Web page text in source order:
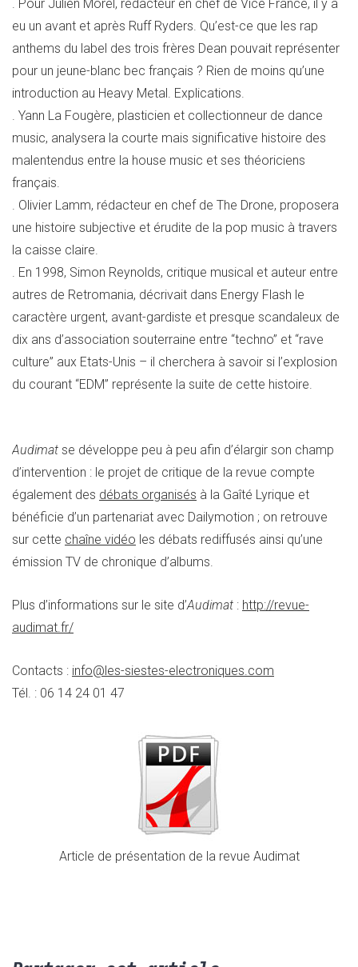
. Pour Julien Morel, rédacteur en chef de Vice France, il y a
eu un avant et après Ruff Ryders. Qu’est-ce que les rap
anthems du label des trois frères Dean pouvait représenter
pour un jeune-blanc bec français ? Rien de moins qu’une
introduction au Heavy Metal. Explications.
. Yann La Fougère, plasticien et collectionneur de dance
music, analysera la courte mais significative histoire des
malentendus entre la house music et ses théoriciens
français.
. Olivier Lamm, rédacteur en chef de The Drone, proposera
une histoire subjective et érudite de la pop music à travers
la caisse claire.
. En 1998, Simon Reynolds, critique musical et auteur entre
autres de Retromania, décrivait dans Energy Flash le
caractère urgent, avant-gardiste et presque scandaleux de
dix ans d’association souterraine entre “techno” et “rave
culture” aux Etats-Unis – il cherchera à savoir si l’explosion
du courant “EDM” représente la suite de cette histoire.
Audimat se développe peu à peu afin d’élargir son champ
d’intervention : le projet de critique de la revue compte
également des débats organisés à la Gaîté Lyrique et
bénéficie d’un partenariat avec Dailymotion ; on retrouve
sur cette chaîne vidéo les débats rediffusés ainsi qu’une
émission TV de chronique d’albums.
Plus d’informations sur le site d’Audimat : http://revue-
audimat.fr/
Contacts : info@les-siestes-electroniques.com
Tél. : 06 14 24 01 47
Article de présentation de la revue Audimat